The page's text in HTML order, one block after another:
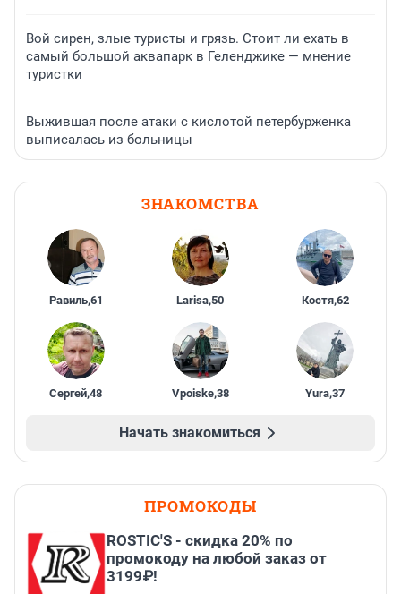
Вой сирен, злые туристы и грязь. Стоит ли ехать в
самый большой аквапарк в Геленджике — мнение
туристки
Выжившая после атаки с кислотой петербурженка
выписалась из больницы
ЗНАКОМСТВА
Равиль,61 Larisa,50 Костя,62
Сергей,48 Vpoiske,38 Yura,37
Начать знакомиться
ПРОМОКОДЫ
ROSTIC'S - скидка 20% по
промокоду на любой заказ от
3199₽!